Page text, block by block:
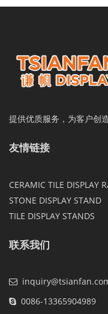
提供优质服务，为客户创
友情链接
CERAMIC TILE DISPLAY
STONE DISPLAY STAND
TILE DISPLAY STANDS
联系我们
0086-13365904989